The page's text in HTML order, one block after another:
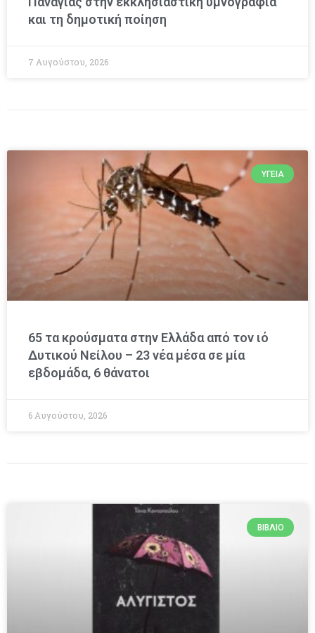
και τη δημοτική ποίηση
7 Αυγούστου, 2026
ΥΓΕΊΑ
65 τα κρούσματα στην Ελλάδα από τον ιό
Δυτικού Νείλου – 23 νέα μέσα σε μία
εβδομάδα, 6 θάνατοι
6 Αυγούστου, 2026
ΒΙΒΛΊΟ